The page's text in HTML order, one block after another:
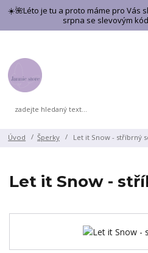
☀️🌺Léto je tu a proto máme pro Vás
srpna se slevovým
Úvod Šperky Let it Snow - stříbrný
Let it Snow -